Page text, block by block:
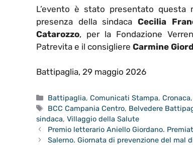
L’evento è stato presentato questa
presenza della sindaca Cecilia
Catarozzo, per la Fondazione
Patrevita e il consigliere Carmine
Battipaglia, 29 maggio 2026
Categorie
Battipaglia,Comunicati Stampa,Cronaca,
Tag
BCC Campania Centro, Belvedere
sindaca, Villaggio della Salute
Premio letterario Aniello Giordano.
Salerno. Giornata di prevenzione del mal